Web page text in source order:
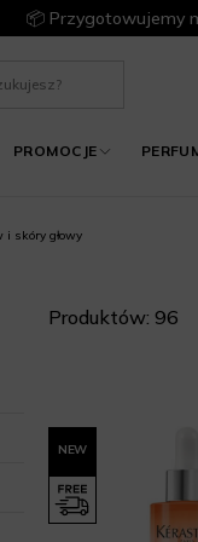
📦 Przygotowujemy
PROMOCJE
i skóry głowy
Produktów: 96
NEW